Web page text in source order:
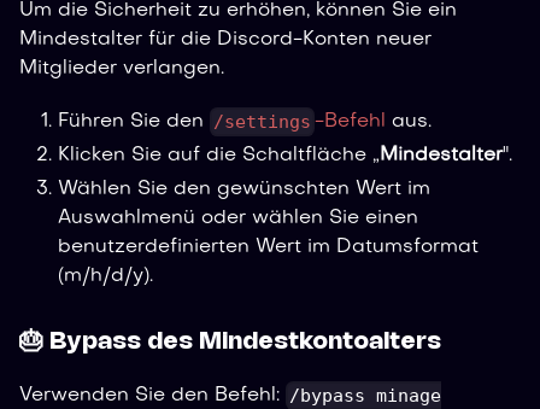
Um die Sicherheit zu erhöhen, können Sie ein
Mindestalter für die Discord-Konten neuer
Mitglieder verlangen.
Führen Sie den /settings -Befehl aus.
Klicken Sie auf die Schaltfläche „Mindestalter".
Wählen Sie den gewünschten Wert im
Auswahlmenü oder wählen Sie einen
benutzerdefinierten Wert im Datumsformat
(m/h/d/y).
🎂 Bypass des Mindestkontoalters
Verwenden Sie den Befehl: /bypass minage